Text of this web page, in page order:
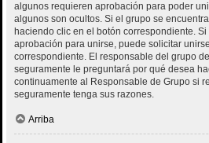
algunos requieren aprobación para poder
algunos son ocultos. Si el grupo se
haciendo clic en el botón correspondiente.
aprobación para unirse, puede solicitar
correspondiente. El responsable del grupo
seguramente le preguntará por qué desea
continuamente al Responsable de Grupo si
seguramente tenga sus razones.
Arriba